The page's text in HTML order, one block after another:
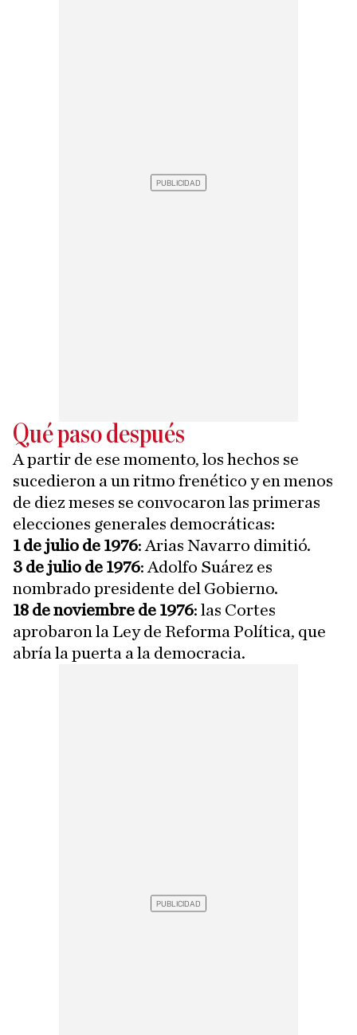
Qué paso después
A partir de ese momento, los hechos se
sucedieron a un ritmo frenético y en menos
de diez meses se convocaron las primeras
elecciones generales democráticas:
1 de julio de 1976: Arias Navarro dimitió.
3 de julio de 1976: Adolfo Suárez es
nombrado presidente del Gobierno.
18 de noviembre de 1976: las Cortes
aprobaron la Ley de Reforma Política, que
abría la puerta a la democracia.